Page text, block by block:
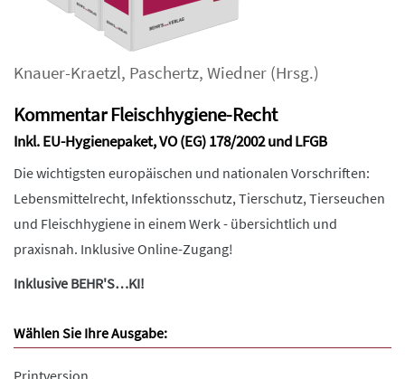
Knauer-Kraetzl, Paschertz, Wiedner (Hrsg.)
Kommentar Fleischhygiene-Recht
Inkl. EU-Hygienepaket, VO (EG) 178/2002 und LFGB
Die wichtigsten europäischen und nationalen Vorschriften:
Lebensmittelrecht, Infektionsschutz, Tierschutz, Tierseuchen
und Fleischhygiene in einem Werk - übersichtlich und
praxisnah. Inklusive Online-Zugang!
Inklusive BEHR'S…KI!
Wählen Sie Ihre Ausgabe: